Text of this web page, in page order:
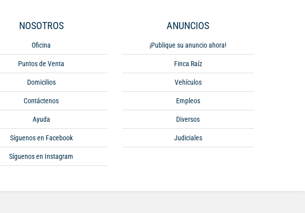
NOSOTROS
Oficina
Puntos de Venta
Domicilios
Contáctenos
Ayuda
Síguenos en Facebook
Síguenos en Instagram
ANUNCIOS
¡Publique su anuncio ahora!
Finca Raíz
Vehículos
Empleos
Diversos
Judiciales